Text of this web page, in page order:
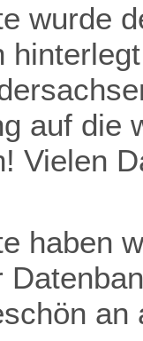
wurde
auf die
Vielen
haben